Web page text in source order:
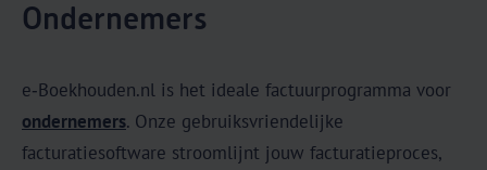
Ondernemers
e‑Boekhouden.nl is het ideale factuurprogramma voor
ondernemers. Onze gebruiksvriendelijke
facturatiesoftware stroomlijnt jouw facturatieproces,